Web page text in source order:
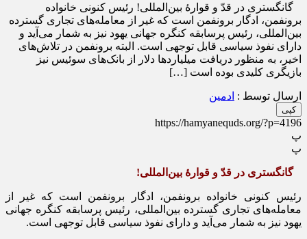
گانگستری در قدّ و قوارۀ بین‌المللی! رئیس کنونی خانواده
برونفمن، ادگار برونفمن است که غیر از معامله‌های تجاری گسترده
بین‌المللی، رئیس پرسابقه کنگره جهانی یهود نیز به ‌شمار می‌آید و
دارای نفوذ سیاسی قابل توجهی است. البته برونفمن در تلاش‌های
اخیر، به منظور دریافت میلیاردها دلار از بانک‌های سوئیس نیز
بازیگری کلیدی بوده است […]
ارسال توسط : ادمین
کپی
https://hamyanequds.org/?p=4196
پ
پ
گانگستری در قدّ و قوارۀ بین‌المللی!
رئیس کنونی خانواده برونفمن، ادگار برونفمن است که غیر از
معامله‌های تجاری گسترده بین‌المللی، رئیس پرسابقه کنگره جهانی
یهود نیز به ‌شمار می‌آید و دارای نفوذ سیاسی قابل توجهی است.